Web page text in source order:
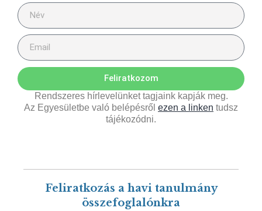
Feliratkozom
Rendszeres hírlevelünket tagjaink kapják meg.
Az Egyesületbe való belépésről ezen a linken tudsz
tájékozódni.
Feliratkozás a havi tanulmány
összefoglalónkra